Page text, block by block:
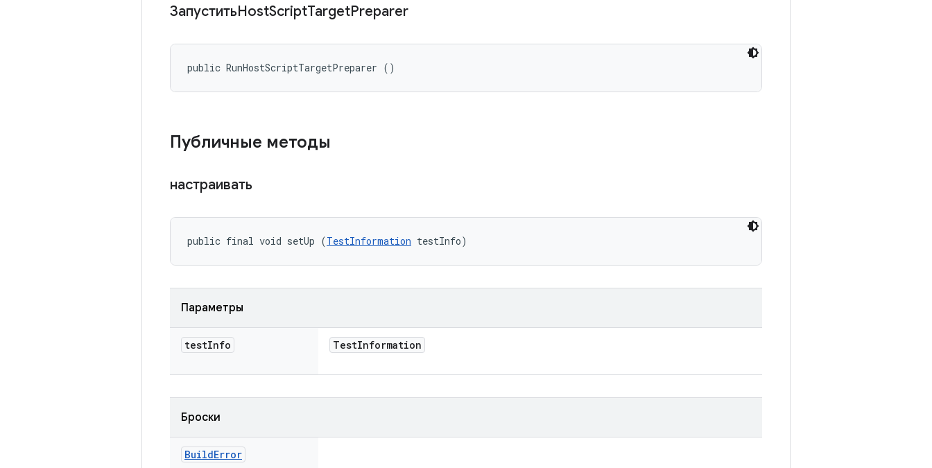
ЗапуститьHostScriptTargetPreparer
public RunHostScriptTargetPreparer ()
Публичные методы
настраивать
public final void setUp (TestInformation testInfo)
Параметры
testInfo TestInformation
Броски
BuildError